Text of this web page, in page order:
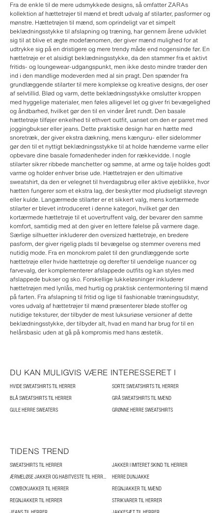
Fra de enkle til de mere udsmykkede designs, så omfatter ZARAs
kollektion af hættetrøjer til mænd et bredt udvalg af stilarter, pasformer og
mønstre. Hættetrøjen til mænd, som oprindeligt var et simpelt
beklædningsstykke til afslapning og træning, har gennem årene udviklet
sig til at blive et ægte modefænomen, der giver mænd mulighed for at
udtrykke sig på en dristigere og mere trendy måde end nogensinde før. En
hættetrøje er et alsidigt beklædningsstykke, da den stammer fra et aktivt
fritids- og loungewear-udgangspunkt, men ikke desto mindre træder den
ind i den mandlige modeverden med al sin pragt. Den spænder fra
grundlæggende stilarter til mere komplekse og kreative designs, der oser
af selvtillid. Blød og varm, dette beklædningsstykke omslutter kroppen
med hyggelige materialer, men føles alligevel let og giver fri bevægelighed
og åndbarhed, hvilket gør den til en vinder året rundt. Den basale
hættetrøje tilføjer enkelhed til ethvert outfit, uanset om den er parret med
joggingbukser eller jeans. Dette praktiske design har en hætte med
snoretræk, der giver ekstra dækning, mens kænguru- eller sidelommer
gør den til et nyttigt beklædningsstykke til at holde hænderne varme eller
opbevare dine basale fornødenheder inden for rækkevidde. I nogle
stilarter sikrer ribbede manchetter og sømme, at arme og talje holdes godt
varme og holder enhver brise ude. Hættetrøjen er den ultimative
sweatshirt, da den er velegnet til hverdagsbrug eller aktive øjeblikke, hvor
hætten fungerer som et ekstra lag, der beskytter mod pludseligt støvregn
eller kulde. Langærmede stilarter er et sikkert valg, mens kortærmede
stilarter er blevet introduceret i denne kategori, hvilket gør den
kortærmede hættetrøje til et uovertruffent valg, der bevarer den samme
komfort, samtidig med at den giver en lettere følelse på varmere dage.
Særlige silhuetter inkluderer den oversized hættetrøje, en bredere
pasform, der giver rigelig plads til bevægelse og stemmer overens med
nutidig mode. Fra en monokrom palet til den grundlæggende sorte
hættetrøje eller hvide hættetrøje og derefter til uendelige nuancer og
farvevalg, der komplementerer afslappede outfits og kan styles med
afslappede bukser og sko. Forskellige lukkeløsninger inkluderer
hættetrøjen med lynlås, med hurtig og praktisk centermontering til mænd
på farten. Fra afslapning til fritid og lige til fashionable træningsudstyr,
vores udvalg af hættetrøjer til mænd præsenterer bløde stoffer og
nutidige teksturer, der tilbyder de mest luksuriøse versioner af dette
beklædningsstykke, der tilbyder alt, hvad en mand har brug for til en
helårsbasic uden at gå på kompromis med hans æstetik.
DU KAN MULIGVIS VÆRE INTERESSERET I
HVIDE SWEATSHIRTS TIL HERRER
SORTE SWEATSHIRTS TIL HERRER
BLÅ SWEATSHIRTS TIL HERRER
GRÅ SWEATSHIRTS TIL MÆND
GULE HERRE SWEATERS
GRØNNE HERRE SWEATSHIRTS
TIDENS TREND
SWEATSHIRTS TIL HERRER
JAKKER I IMITERET SKIND TIL HERRER
ÆRMELØSE JAKKER OG HABITVESTE TIL HERRER
HERRE DUNJAKKE
COWBOYJAKKER TIL HERRER
REGNJAKKER TIL MÆND
REGNJAKKER TIL HERRER
STRIKVARER TIL HERRER